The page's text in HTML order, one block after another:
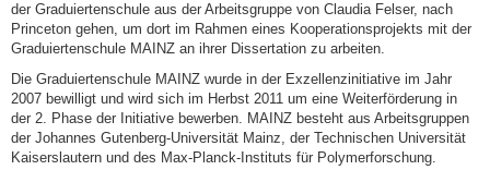
der Graduiertenschule aus der Arbeitsgruppe von Claudia Felser, nach
Princeton gehen, um dort im Rahmen eines Kooperationsprojekts mit der
Graduiertenschule MAINZ an ihrer Dissertation zu arbeiten.
Die Graduiertenschule MAINZ wurde in der Exzellenzinitiative im Jahr
2007 bewilligt und wird sich im Herbst 2011 um eine Weiterförderung in
der 2. Phase der Initiative bewerben. MAINZ besteht aus Arbeitsgruppen
der Johannes Gutenberg-Universität Mainz, der Technischen Universität
Kaiserslautern und des Max-Planck-Instituts für Polymerforschung.